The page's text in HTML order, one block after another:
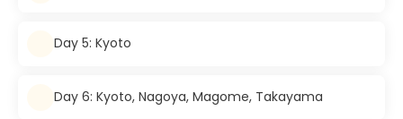
Day 5: Kyoto
Day 6: Kyoto, Nagoya, Magome, Takayama